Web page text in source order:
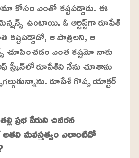
కోసం ఎంతో కష్టపడ్డాడు. ఈ
ఉంటాయి. ఓ ఆర్టిస్ట్‌గా రూపేశ్
ఆ పాత్రలని, ఆ
ఎంత కష్టమో నాకు
స్క్రీన్‌లో రూపేశ్‌ని నేను చూశాను
రూపేశ్ గొప్ప యాక్టర్
ప్రభ పేరుని చివరన
అతని మనస్తత్వం ఎలాంటిదో